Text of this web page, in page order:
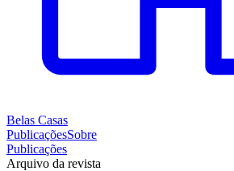
Belas Casas
PublicaçõesSobre
Publicações
Arquivo da revista